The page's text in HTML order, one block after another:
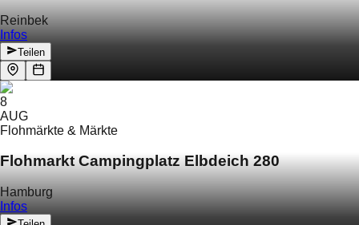
Reinbek
Infos
Teilen
8
AUG
Flohmärkte & Märkte
Flohmarkt Campingplatz Elbdeich 280
Hamburg
Infos